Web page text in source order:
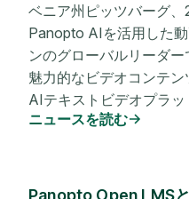
ベニア州ピッツバーグ、
Panopto AIを活用した
ンのグローバルリーダ
魅力的なビデオコンテ
AIテキストビデオプラ
ニュースを読む
Panopto Open LMS